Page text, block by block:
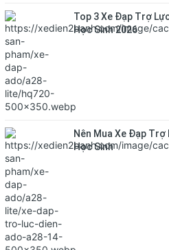
Top 3 Xe Đạp Trợ
Học Sinh 2026
Nên Mua Xe Đạp Trợ
Học Sinh